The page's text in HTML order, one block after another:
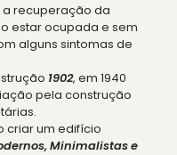
a recuperação da
estar ocupada e sem
alguns sintomas de
1902, em 1940
pela construção
criar um edifício
Minimalistas e